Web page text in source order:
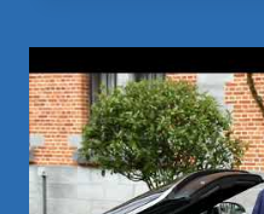
ME
WAT
MOET
IK
ZONDER
JOU